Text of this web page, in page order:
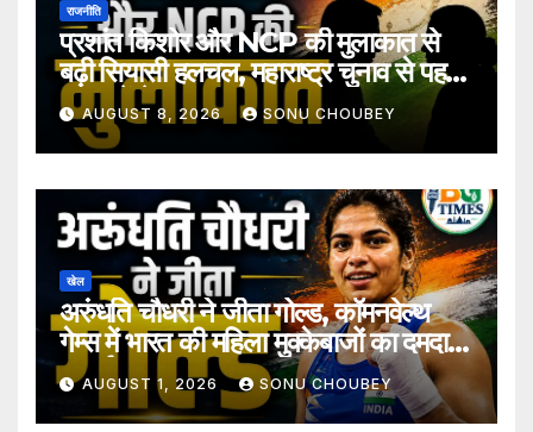
राजनीति
प्रशांत किशोर और NCP की मुलाकात से
बढ़ी सियासी हलचल, महाराष्ट्र चुनाव से पहले
अटकलें तेज
AUGUST 8, 2026 SONU CHOUBEY
खेल
अरुंधति चौधरी ने जीता गोल्ड, कॉमनवेल्थ
गेम्स में भारत की महिला मुक्केबाजों का दमदार
प्रदर्शन
AUGUST 1, 2026 SONU CHOUBEY